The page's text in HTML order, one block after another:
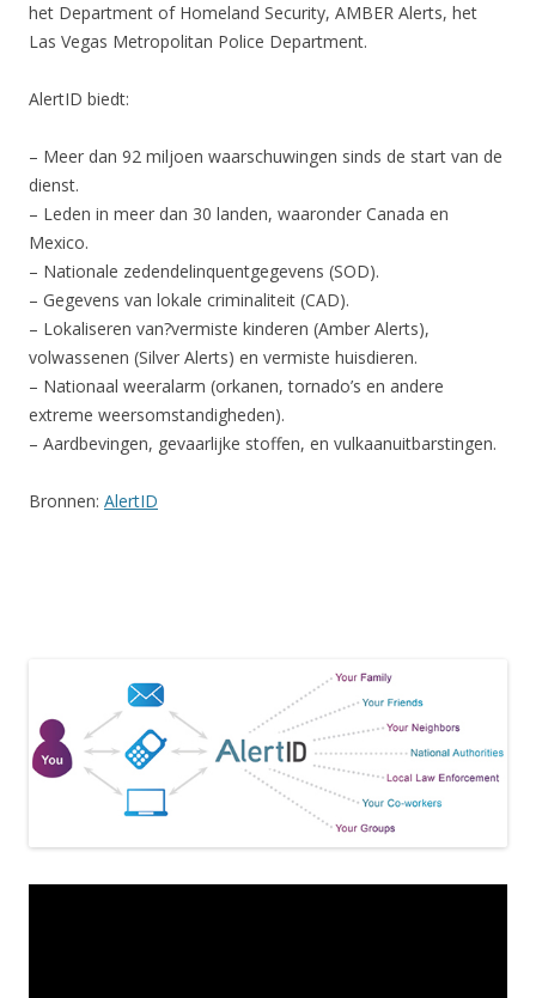
het Department of Homeland Security, AMBER Alerts, het
Las Vegas Metropolitan Police Department.
AlertID biedt:
– Meer dan 92 miljoen waarschuwingen sinds de start van de
dienst.
– Leden in meer dan 30 landen, waaronder Canada en
Mexico.
– Nationale zedendelinquentgegevens (SOD).
– Gegevens van lokale criminaliteit (CAD).
– Lokaliseren van?vermiste kinderen (Amber Alerts),
volwassenen (Silver Alerts) en vermiste huisdieren.
– Nationaal weeralarm (orkanen, tornado’s en andere
extreme weersomstandigheden).
– Aardbevingen, gevaarlijke stoffen, en vulkaanuitbarstingen.
Bronnen: AlertID